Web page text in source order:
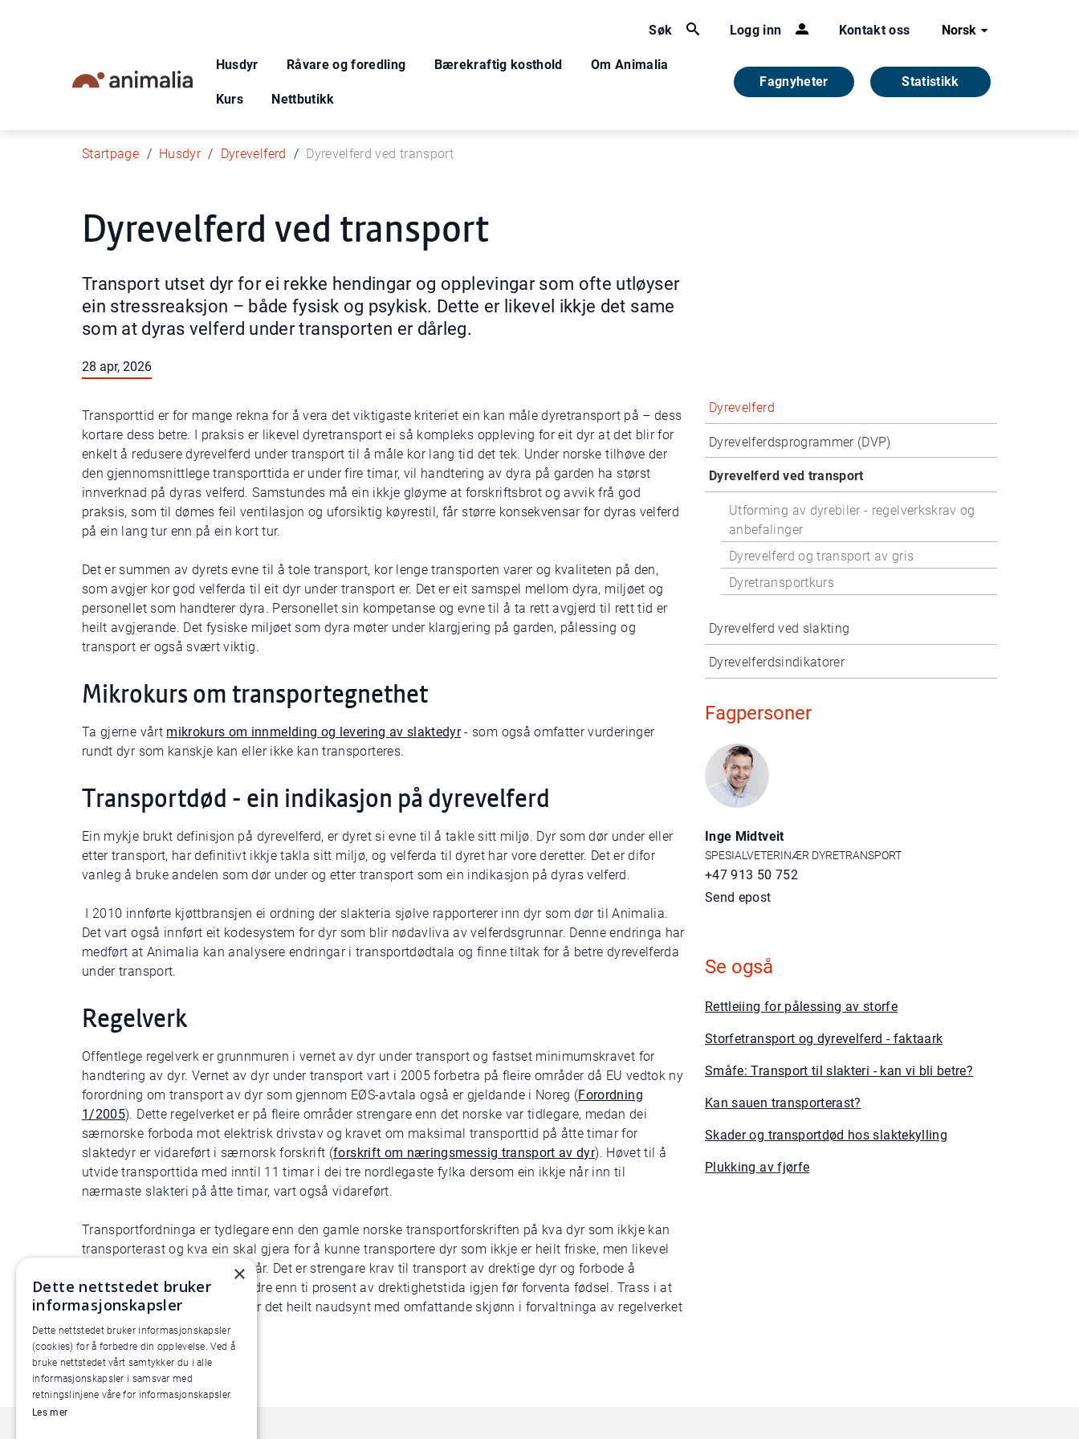
Søk Logg inn Kontakt oss Norsk
Husdyr Råvare og foredling Bærekraftig kosthold Om Animalia
Kurs Nettbutikk
Fagnyheter Statistikk
Startpage Husdyr Dyrevelferd Dyrevelferd ved transport
Dyrevelferd ved transport
Transport utset dyr for ei rekke hendingar og opplevingar som ofte utløyser
ein stressreaksjon – både fysisk og psykisk. Dette er likevel ikkje det same
som at dyras velferd under transporten er dårleg.
28 apr, 2026
Transporttid er for mange rekna for å vera det viktigaste kriteriet ein kan måle dyretransport på – dess
kortare dess betre. I praksis er likevel dyretransport ei så kompleks oppleving for eit dyr at det blir for
enkelt å redusere dyrevelferd under transport til å måle kor lang tid det tek. Under norske tilhøve der
den gjennomsnittlege transporttida er under fire timar, vil handtering av dyra på garden ha størst
innverknad på dyras velferd. Samstundes må ein ikkje gløyme at forskriftsbrot og avvik frå god
praksis, som til dømes feil ventilasjon og uforsiktig køyrestil, får større konsekvensar for dyras velferd
på ein lang tur enn på ein kort tur.
Det er summen av dyrets evne til å tole transport, kor lenge transporten varer og kvaliteten på den,
som avgjer kor god velferda til eit dyr under transport er. Det er eit samspel mellom dyra, miljøet og
personellet som handterer dyra. Personellet sin kompetanse og evne til å ta rett avgjerd til rett tid er
heilt avgjerande. Det fysiske miljøet som dyra møter under klargjering på garden, pålessing og
transport er også svært viktig.
Mikrokurs om transportegnethet
Ta gjerne vårt mikrokurs om innmelding og levering av slaktedyr- som også omfatter vurderinger
rundt dyr som kanskje kan eller ikke kan transporteres.
Transportdød - ein indikasjon på dyrevelferd
Ein mykje brukt definisjon på dyrevelferd, er dyret si evne til å takle sitt miljø. Dyr som dør under eller
etter transport, har definitivt ikkje takla sitt miljø, og velferda til dyret har vore deretter. Det er difor
vanleg å bruke andelen som dør under og etter transport som ein indikasjon på dyras velferd.
I 2010 innførte kjøttbransjen ei ordning der slakteria sjølve rapporterer inn dyr som dør til Animalia.
Det vart også innført eit kodesystem for dyr som blir nødavliva av velferdsgrunnar. Denne endringa har
medført at Animalia kan analysere endringar i transportdødtala og finne tiltak for å betre dyrevelferda
under transport.
Regelverk
Offentlege regelverk er grunnmuren i vernet av dyr under transport og fastset minimumskravet for
handtering av dyr. Vernet av dyr under transport vart i 2005 forbetra på fleire områder då EU vedtok ny
forordning om transport av dyr som gjennom EØS-avtala også er gjeldande i Noreg (Forordning
1/2005). Dette regelverket er på fleire områder strengare enn det norske var tidlegare, medan dei
særnorske forboda mot elektrisk drivstav og kravet om maksimal transporttid på åtte timar for
slaktedyr er vidareført i særnorsk forskrift (forskrift om næringsmessig transport av dyr). Høvet til å
utvide transporttida med inntil 11 timar i dei tre nordlegaste fylka dersom ein ikkje når inn til
nærmaste slakteri på åtte timar, vart også vidareført.
Transportfordninga er tydlegare enn den gamle norske transportforskriften på kva dyr som ikkje kan
transporterast og kva ein skal gjera for å kunne transportere dyr som ikkje er heilt friske, men likevel
transportdyktige på visse vilkår. Det er strengare krav til transport av drektige dyr og forbode å
transportere dyr som har mindre enn ti prosent av drektighetstida igjen før forventa fødsel. Trass i at
regelverket no er tydelegare, er det heilt naudsynt med omfattande skjønn i forvaltninga av regelverket
for transport av dyr.
Dyrevelferd
Dyrevelferdsprogrammer (DVP)
Dyrevelferd ved transport
Utforming av dyrebiler - regelverkskrav og
anbefalinger
Dyrevelferd og transport av gris
Dyretransportkurs
Dyrevelferd ved slakting
Dyrevelferdsindikatorer
Fagpersoner
Inge Midtveit
SPESIALVETERINÆR DYRETRANSPORT
+47 913 50 752
Send epost
Se også
Rettleiing for pålessing av storfe
Storfetransport og dyrevelferd - faktaark
Småfe: Transport til slakteri - kan vi bli betre?
Kan sauen transporterast?
Skader og transportdød hos slaktekylling
Plukking av fjørfe
×
Dette nettstedet bruker
informasjonskapsler
Dette nettstedet bruker informasjonskapsler
(cookies) for å forbedre din opplevelse. Ved å
bruke nettstedet vårt samtykker du i alle
informasjonskapsler i samsvar med
retningslinjene våre for informasjonskapsler.
Les mer